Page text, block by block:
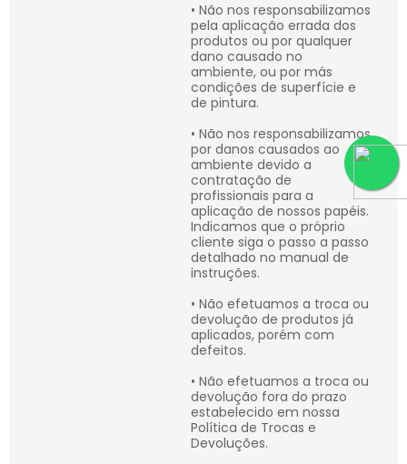
• Não nos responsabilizamos
pela aplicação errada dos
produtos ou por qualquer
dano causado no
ambiente, ou por más
condições de superfície e
de pintura.
• Não nos responsabilizamos
por danos causados ao
ambiente devido a
contratação de
profissionais para a
aplicação de nossos papéis.
Indicamos que o próprio
cliente siga o passo a passo
detalhado no manual de
instruções.
• Não efetuamos a troca ou
devolução de produtos já
aplicados, porém com
defeitos.
• Não efetuamos a troca ou
devolução fora do prazo
estabelecido em nossa
Política de Trocas e
Devoluções.